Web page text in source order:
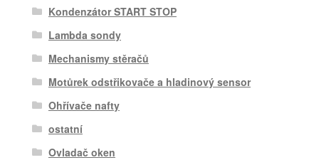
Kondenzátor START STOP
Lambda sondy
Mechanismy stěračů
Motůrek odstřikovače a hladinový sensor
Ohřívače nafty
ostatní
Ovladač oken